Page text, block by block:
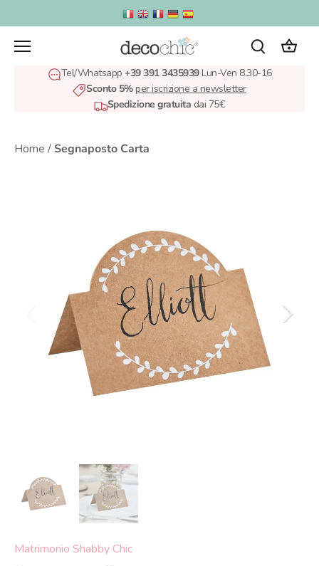
al
contenuto
Tel/Whatsapp +39 391 3435939Lun-Ven 8.30-16
Sconto 5%per iscrizione a newsletter
Spedizione gratuita dai 75€
Home / Segnaposto Carta
Matrimonio Shabby Chic